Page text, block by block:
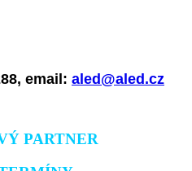
email: aled@aled.cz
PARTNER